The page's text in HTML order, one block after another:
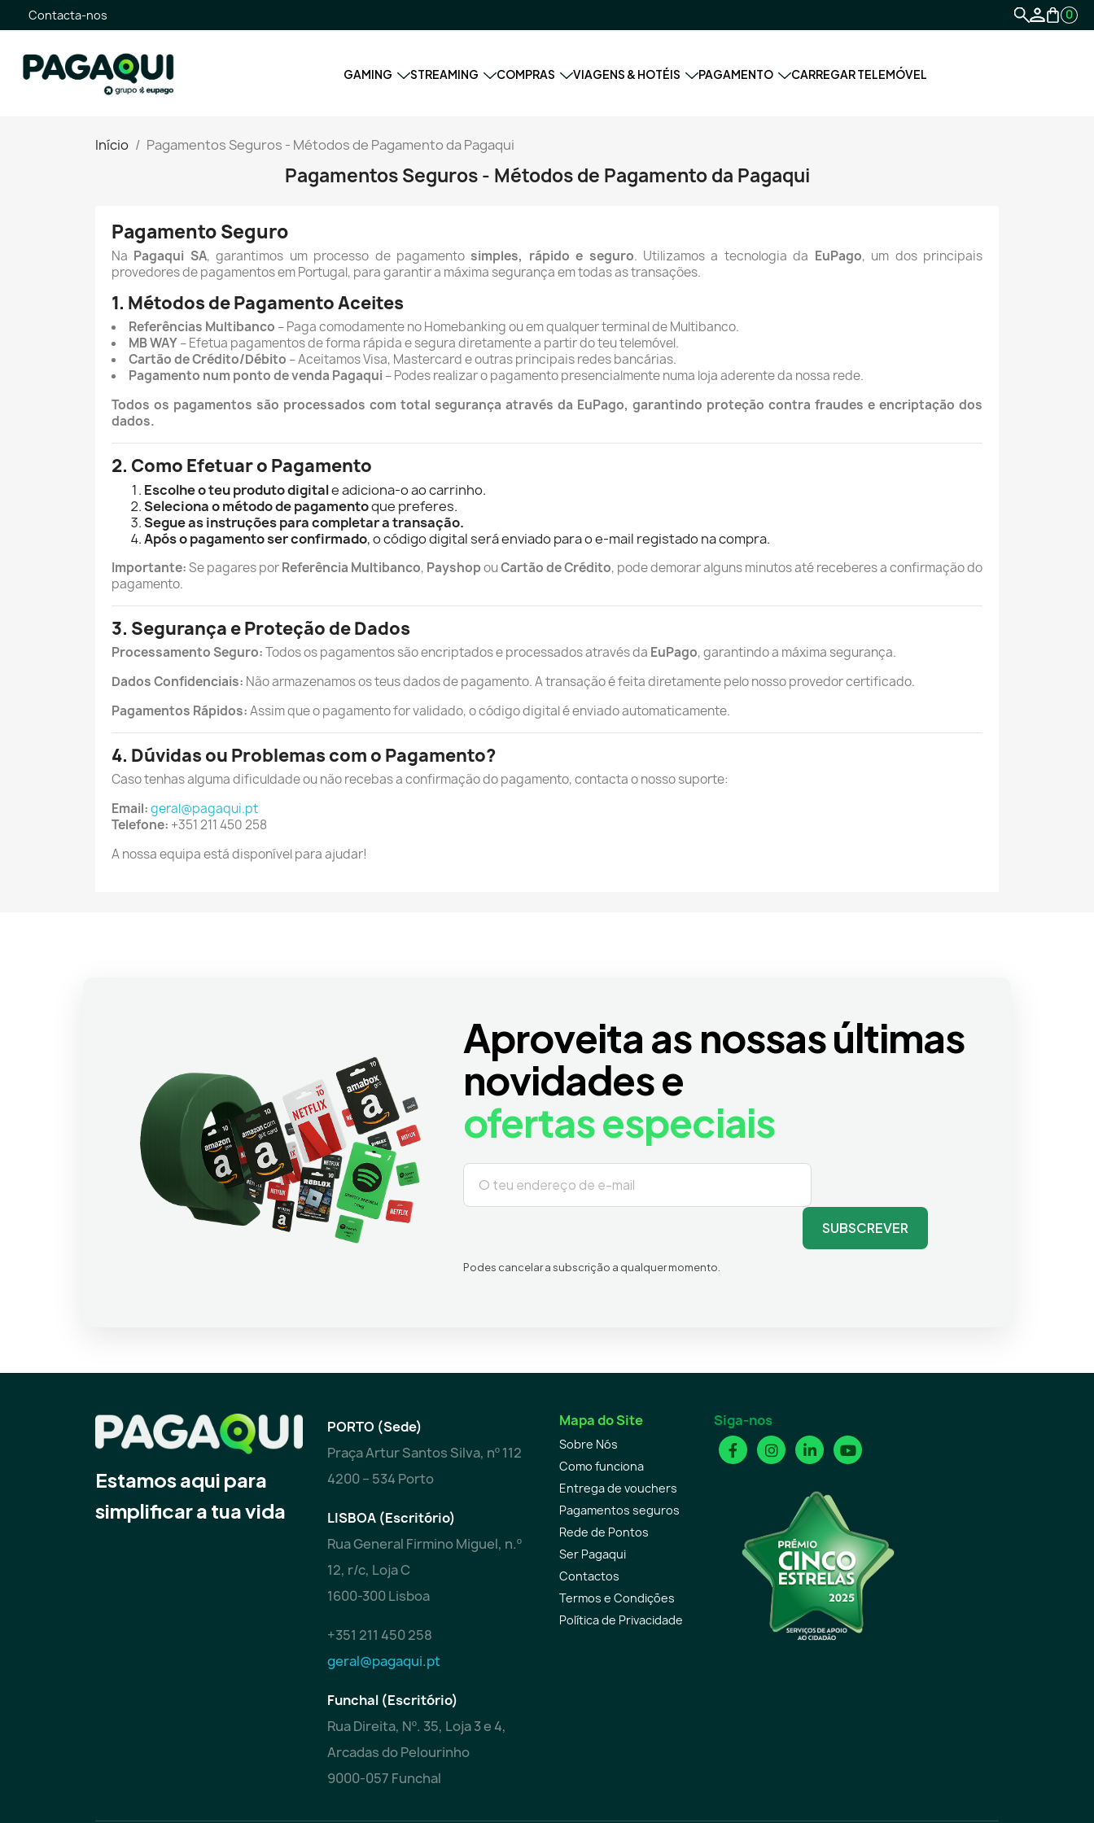
Contacta-nos 0
GAMING STREAMING COMPRAS VIAGENS & HOTÉIS PAGAMENTO CARREGAR TELEMÓVEL
Início Pagamentos Seguros - Métodos de Pagamento da Pagaqui
Pagamentos Seguros - Métodos de Pagamento da Pagaqui
Pagamento Seguro
Na Pagaqui SA, garantimos um processo de pagamentosimples, rápido e seguro. Utilizamos a tecnologia da EuPago, um dos principais
provedores de pagamentos em Portugal, para garantir a máxima segurança em todas as transações.
1. Métodos de Pagamento Aceites
Referências Multibanco – Paga comodamente no Homebanking ou em qualquer terminal de Multibanco.
MB WAY– Efetua pagamentos de forma rápida e segura diretamente a partir do teu telemóvel.
Cartão de Crédito/Débito – Aceitamos Visa, Mastercard e outras principais redes bancárias.
Pagamento num ponto de venda Pagaqui – Podes realizar o pagamento presencialmente numa loja aderente da nossa rede.
Todos os pagamentos são processados com total segurança através da EuPago, garantindo proteção contra fraudes e encriptação dos
dados.
2. Como Efetuar o Pagamento
Escolhe o teu produto digitale adiciona-o ao carrinho.
Seleciona o método de pagamentoque preferes.
Segue as instruções para completar a transação.
Após o pagamento ser confirmado, o código digital será enviado para o e-mail registado na compra.
Importante:Se pagares porReferência Multibanco, PayshopouCartão de Crédito, pode demorar alguns minutos até receberes a confirmação do
pagamento.
3. Segurança e Proteção de Dados
Processamento Seguro:Todos os pagamentos são encriptados e processados através da EuPago, garantindo a máxima segurança.
Dados Confidenciais: Não armazenamos os teus dados de pagamento. A transação é feita diretamente pelo nosso provedor certificado.
Pagamentos Rápidos:Assim que o pagamento for validado, o código digital é enviado automaticamente.
4. Dúvidas ou Problemas com o Pagamento?
Caso tenhas alguma dificuldade ou não recebas a confirmação do pagamento, contacta o nosso suporte:
Email:geral@pagaqui.pt
Telefone: +351 211 450 258
A nossa equipa está disponível para ajudar!
Aproveita as nossas últimas
novidades e
ofertas especiais
SUBSCREVER
Podes cancelar a subscrição a qualquer momento.
Estamos aqui para
simplificar a tua vida
PORTO (Sede)
Praça Artur Santos Silva, nº 112
4200 – 534 Porto
LISBOA (Escritório)
Rua General Firmino Miguel, n.º
12, r/c, Loja C
1600-300 Lisboa
+351 211 450 258
geral@pagaqui.pt
Funchal (Escritório)
Rua Direita, Nº. 35, Loja 3 e 4,
Arcadas do Pelourinho
9000-057 Funchal
Mapa do Site
Sobre Nós
Como funciona
Entrega de vouchers
Pagamentos seguros
Rede de Pontos
Ser Pagaqui
Contactos
Termos e Condições
Política de Privacidade
Siga-nos